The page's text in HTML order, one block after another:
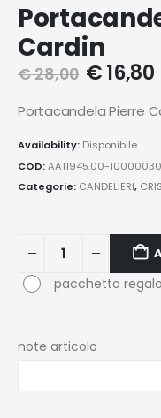
Cardin
€28,00 €16,80
Portacandela Pierre
Availability: Disponibile
COD:AA11945.00-
Categorie: CANDELIERI,
pacchetto regalo
note articolo